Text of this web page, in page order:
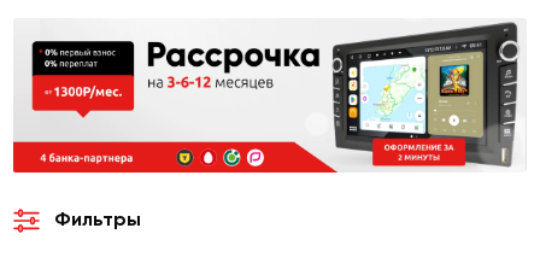
Фильтры